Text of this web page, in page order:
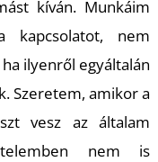
kíván. Munkáim
kapcsolatot, nem
ilyenről egyáltalán
Szeretem, amikor a
vesz az általam
nem is